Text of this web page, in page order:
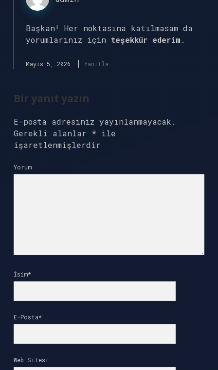
Başkan! Her noktasına katılmasam da
yorumlarınız için teşekkür ederim.
Mayıs 5, 2026 Yanıtla
Bir yanıt yazın
E-posta adresiniz yayınlanmayacak.
Gerekli alanlar * ile
işaretlenmişlerdir
Yorum
İsim*
E-Posta*
Web Sitesi